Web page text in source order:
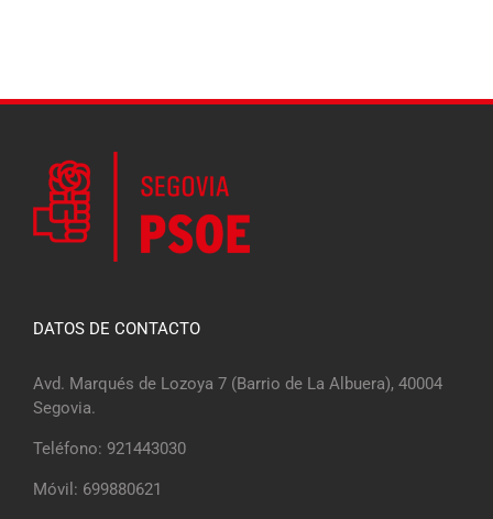
DATOS DE CONTACTO
Avd. Marqués de Lozoya 7 (Barrio de La Albuera), 40004
Segovia.
Teléfono: 921443030
Móvil: 699880621